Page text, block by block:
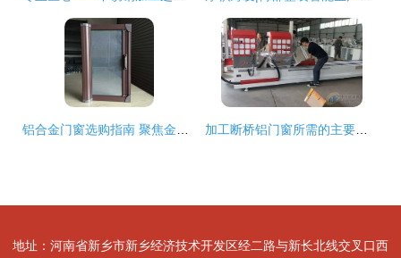
地址：河南省新乡市新乡经济技术开发区经二路与新长北线交叉口西